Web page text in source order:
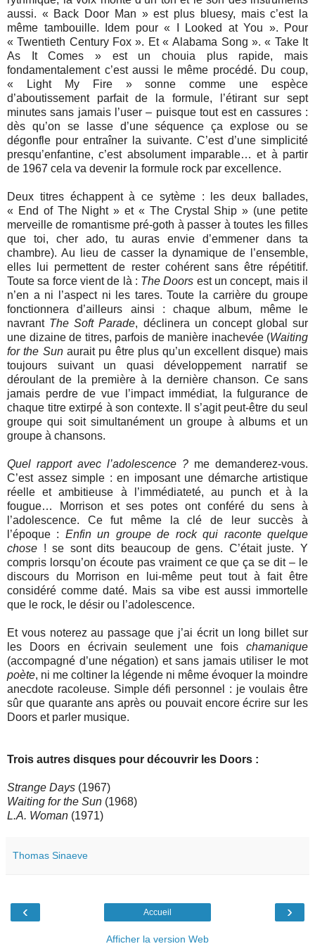
aussi. « Back Door Man » est plus bluesy, mais c’est la
même tambouille. Idem pour « I Looked at You ». Pour
« Twentieth Century Fox ». Et « Alabama Song ». « Take It
As It Comes » est un chouia plus rapide, mais
fondamentalement c’est aussi le même procédé. Du coup,
« Light My Fire » sonne comme une espèce
d’aboutissement parfait de la formule, l’étirant sur sept
minutes sans jamais l’user – puisque tout est en cassures :
dès qu’on se lasse d’une séquence ça explose ou se
dégonfle pour entraîner la suivante. C’est d’une simplicité
presqu’enfantine, c’est absolument imparable… et à partir
de 1967 cela va devenir la formule rock par excellence.
Deux titres échappent à ce sytème : les deux ballades,
« End of The Night » et « The Crystal Ship » (une petite
merveille de romantisme pré-goth à passer à toutes les filles
que toi, cher ado, tu auras envie d’emmener dans ta
chambre). Au lieu de casser la dynamique de l’ensemble,
elles lui permettent de rester cohérent sans être répétitif.
Toute sa force vient de là : The Doors est un concept, mais il
n’en a ni l’aspect ni les tares. Toute la carrière du groupe
fonctionnera d’ailleurs ainsi : chaque album, même le
navrant The Soft Parade, déclinera un concept global sur
une dizaine de titres, parfois de manière inachevée (Waiting
for the Sunaurait pu être plus qu’un excellent disque) mais
toujours suivant un quasi développement narratif se
déroulant de la première à la dernière chanson. Ce sans
jamais perdre de vue l’impact immédiat, la fulgurance de
chaque titre extirpé à son contexte. Il s’agit peut-être du seul
groupe qui soit simultanément un groupe à albums et un
groupe à chansons.
Quel rapport avec l’adolescence ? me demanderez-vous.
C’est assez simple : en imposant une démarche artistique
réelle et ambitieuse à l’immédiateté, au punch et à la
fougue… Morrison et ses potes ont conféré du sens à
l’adolescence. Ce fut même la clé de leur succès à
l’époque : Enfin un groupe de rock qui raconte quelque
chose ! se sont dits beaucoup de gens. C’était juste. Y
compris lorsqu’on écoute pas vraiment ce que ça se dit – le
discours du Morrison en lui-même peut tout à fait être
considéré comme daté. Mais sa vibe est aussi immortelle
que le rock, le désir ou l’adolescence.
Et vous noterez au passage que j’ai écrit un long billet sur
les Doors en écrivain seulement une fois chamanique
(accompagné d’une négation) et sans jamais utiliser le mot
poète, ni me coltiner la légende ni même évoquer la moindre
anecdote racoleuse. Simple défi personnel : je voulais être
sûr que quarante ans après ou pouvait encore écrire sur les
Doors et parler musique.
Trois autres disques pour découvrir les Doors :
Strange Days (1967)
Waiting for the Sun (1968)
L.A. Woman (1971)
Thomas Sinaeve
‹ ›
Accueil
Afficher la version Web